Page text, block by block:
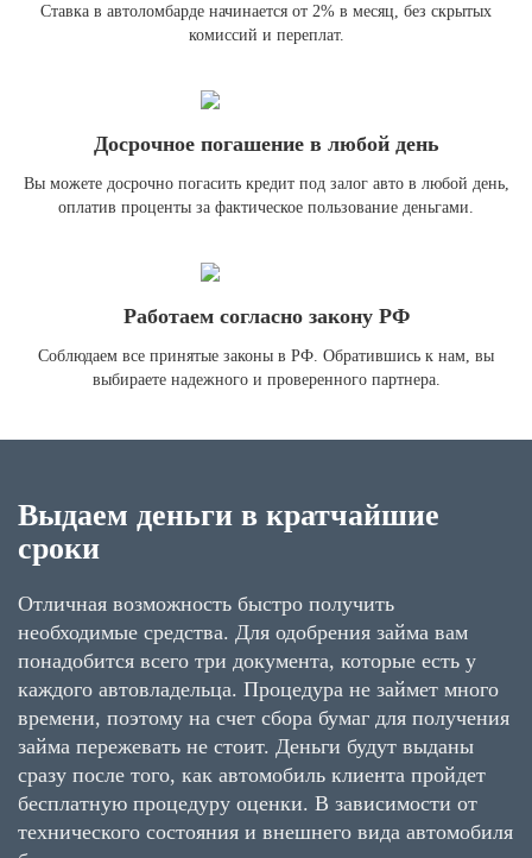
Ставка в автоломбарде начинается от 2% в месяц, без скрытых
комиссий и переплат.
Досрочное погашение в любой день
Вы можете досрочно погасить кредит под залог авто в любой день,
оплатив проценты за фактическое пользование деньгами.
Работаем согласно закону РФ
Соблюдаем все принятые законы в РФ. Обратившись к нам, вы
выбираете надежного и проверенного партнера.
Выдаем деньги в кратчайшие
сроки
Отличная возможность быстро получить
необходимые средства. Для одобрения займа вам
понадобится всего три документа, которые есть у
каждого автовладельца. Процедура не займет много
времени, поэтому на счет сбора бумаг для получения
займа пережевать не стоит. Деньги будут выданы
сразу после того, как автомобиль клиента пройдет
бесплатную процедуру оценки. В зависимости от
технического состояния и внешнего вида автомобиля